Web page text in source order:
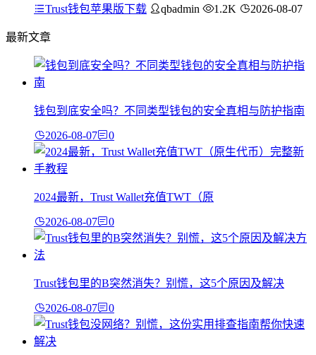
Trust钱包苹果版下载 qbadmin 1.2K 2026-08-07
最新文章
钱包到底安全吗？不同类型钱包的安全真相与防护指南
2026-08-07 0
2024最新，Trust Wallet充值TWT（原
2026-08-07 0
Trust钱包里的B突然消失？别慌，这5个原因及解决
2026-08-07 0